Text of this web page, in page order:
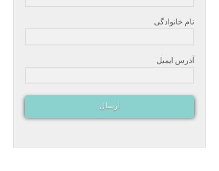
نام خانوادگی
آدرس ایمیل
ارسال